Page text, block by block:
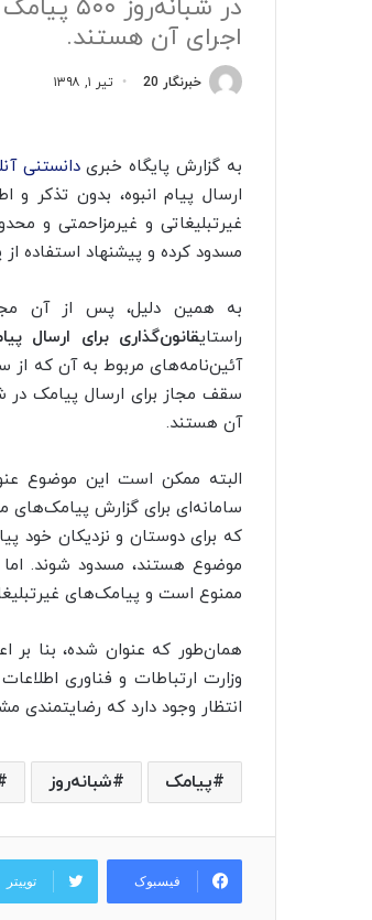
در
اجرای آن هستند.
خبرنگار 20 تیر ۱, ۱۳۹۸
به گزارش پایگاه خبریدانستنی
ارسال پیام انبوه، بدون تذکر
غیرتبلیغاتی و غیرمزاحمتی و
مسدود کرده و پیشنهاد استفاده
به همین دلیل، پس از آن
راستایقانون‌گذاری برای ارسال
آئین‌نامه‌های مربوط به آن که از
آن هستند.
البته ممکن است این موضوع
سامانه‌ای برای گزارش
که برای دوستان و نزدیکان خود
ممنوع است و پیامک‌های
همان‌طور که عنوان شده، بنا بر
انتظار وجود دارد که رضایتمندی
پیامک شبانه‌روز
فیسبوک توییتر